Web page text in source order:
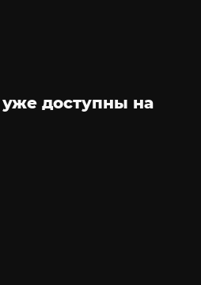
уже доступны на